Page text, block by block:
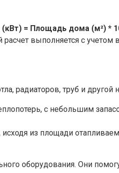
= Площадь дома (м²) *
выполняется с учетом
радиаторов, труб и другой
с небольшим
из площади
оборудования. Они